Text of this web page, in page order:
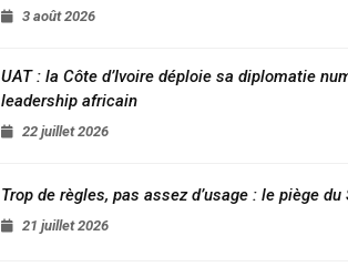
3 août 2026
UAT : la Côte d’Ivoire déploie sa diplomatie
leadership africain
22 juillet 2026
Trop de règles, pas assez d’usage : le piège du
21 juillet 2026